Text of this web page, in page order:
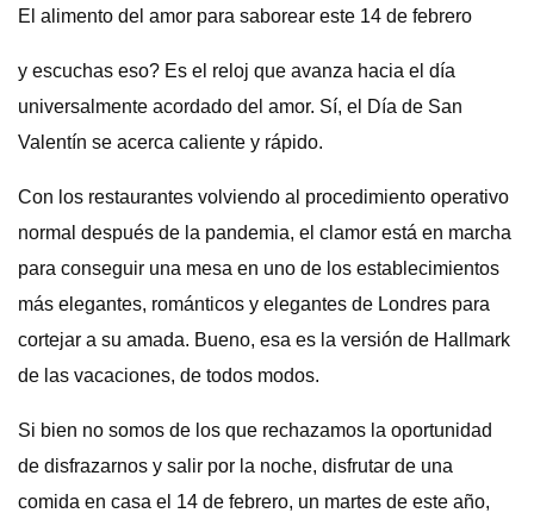
El alimento del amor para saborear este 14 de febrero
y escuchas eso? Es el reloj que avanza hacia el día
universalmente acordado del amor. Sí, el Día de San
Valentín se acerca caliente y rápido.
Con los restaurantes volviendo al procedimiento operativo
normal después de la pandemia, el clamor está en marcha
para conseguir una mesa en uno de los establecimientos
más elegantes, románticos y elegantes de Londres para
cortejar a su amada. Bueno, esa es la versión de Hallmark
de las vacaciones, de todos modos.
Si bien no somos de los que rechazamos la oportunidad
de disfrazarnos y salir por la noche, disfrutar de una
comida en casa el 14 de febrero, un martes de este año,